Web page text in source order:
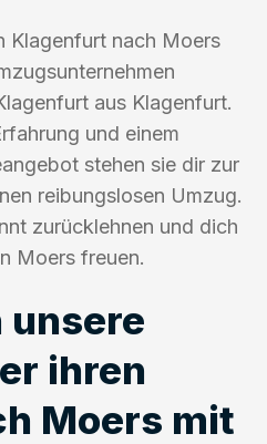
Klagenfurt nach Moers
aus Klagenfurt.
und einem
stehen sie dir zur
reibungslosen Umzug.
zurücklehnen und dich
Moers freuen.
unsere
ihren
Moers mit